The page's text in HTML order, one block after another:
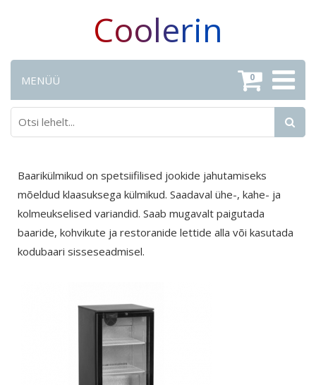
Coolerin
0
MENÜÜ
Baarikülmikud on spetsiifilised jookide jahutamiseks
mõeldud klaasuksega külmikud. Saadaval ühe-, kahe- ja
kolmeukselised variandid. Saab mugavalt paigutada
baaride, kohvikute ja restoranide lettide alla või kasutada
kodubaari sisseseadmisel.